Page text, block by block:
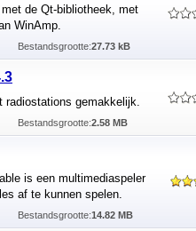
de Qt-bibliotheek, met
WinAmp.
Bestandsgrootte:27.73 kB
radiostations gemakkelijk.
Bestandsgrootte:2.58 MB
is een multimediaspeler
af te kunnen spelen.
Bestandsgrootte:14.82 MB